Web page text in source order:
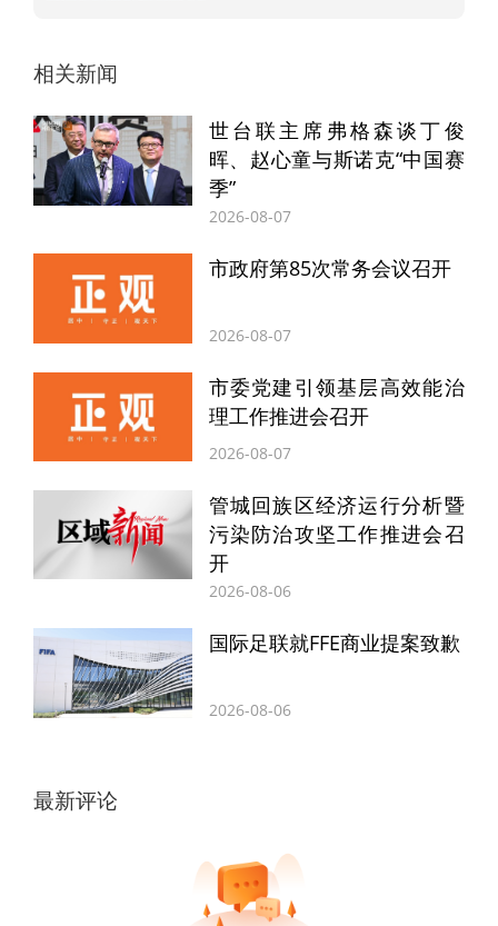
认真履职尽责，积极建言献策。要进一步躬
身入局，持续落实“三联”机制，推动政协协
商与基层协商有效衔接，用心用情帮助解决
群众急难愁盼问题和基层治理难题，切实把
政协制度优势转化为治理效能。要进一步凝
聚共识，广泛宣传党中央关于基层治理的方
针政策、省委相关工作部署，广泛宣传我省
以“基层善治”夯实“中原之治”的生动实践，集
聚推动基层治理现代化的强大合力。
十四次会议有关事宜，审议通过了会议议程
（草案）、日程。会议决定，6月9日至10日
召开省政协十三届常委会第十四次会议，围
相关新闻
世台联主席弗格森谈丁俊
晖、赵心童与斯诺克“中国赛
季”
2026-08-07
市政府第85次常务会议召开
2026-08-07
市委党建引领基层高效能治
理工作推进会召开
2026-08-07
管城回族区经济运行分析暨
污染防治攻坚工作推进会召
开
2026-08-06
国际足联就FFE商业提案致歉
2026-08-06
最新评论